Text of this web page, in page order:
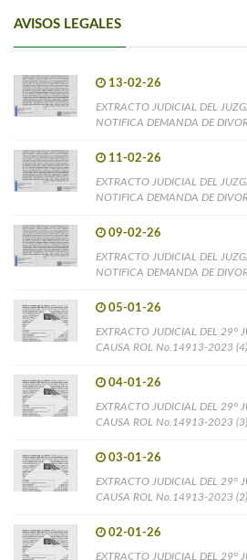
AVISOS LEGALES
13-02-26
EXTRACTO JUDICIAL DEL
NOTIFICA DEMANDA DE
11-02-26
EXTRACTO JUDICIAL DEL
NOTIFICA DEMANDA DE
09-02-26
EXTRACTO JUDICIAL DEL
NOTIFICA DEMANDA DE
05-01-26
EXTRACTO JUDICIAL DEL 29°
CAUSA ROL No.14913-2023 (4)
04-01-26
EXTRACTO JUDICIAL DEL 29°
CAUSA ROL No.14913-2023 (3)
03-01-26
EXTRACTO JUDICIAL DEL 29°
CAUSA ROL No.14913-2023 (2)
02-01-26
EXTRACTO JUDICIAL DEL 29°